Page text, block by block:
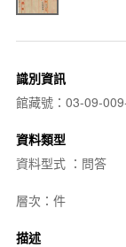
識別資訊
館藏號：03-09-
資料類型
資料型式 ：問答
層次：件
描述